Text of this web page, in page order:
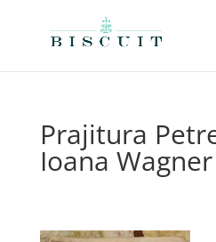
Prajitura
Ioana Wagner